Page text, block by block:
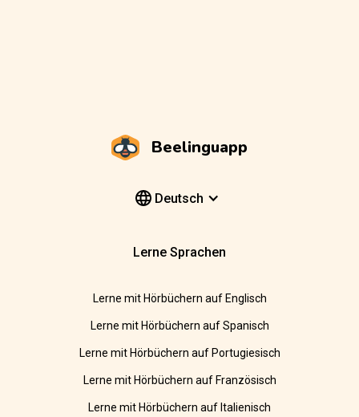
Beelinguapp
Deutsch
Lerne Sprachen
Lerne mit Hörbüchern auf Englisch
Lerne mit Hörbüchern auf Spanisch
Lerne mit Hörbüchern auf Portugiesisch
Lerne mit Hörbüchern auf Französisch
Lerne mit Hörbüchern auf Italienisch